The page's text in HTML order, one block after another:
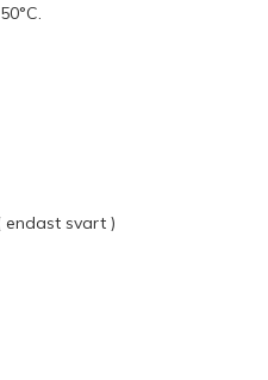
endast svart )